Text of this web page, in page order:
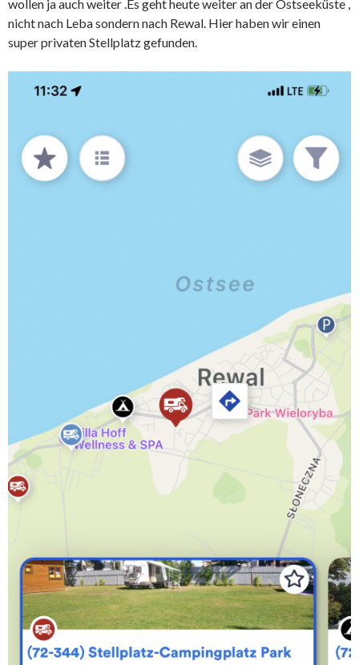
wollen ja auch weiter .Es geht heute weiter an der Ostseeküste ,
nicht nach Leba sondern nach Rewal. Hier haben wir einen
super privaten Stellplatz gefunden.